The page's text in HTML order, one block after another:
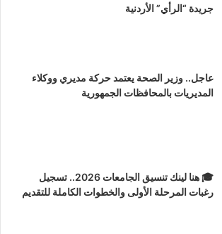
جريدة “الرأي” الأردنية
عاجل.. وزير الصحة يعتمد حركة مديري ووكلاء
المديريات بالمحافظات الجمهورية
🎓 هنا لينك تنسيق الجامعات 2026.. تسجيل
رغبات المرحلة الأولى والخطوات الكاملة للتقديم